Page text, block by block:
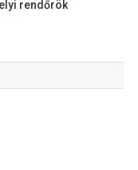
rendőrök